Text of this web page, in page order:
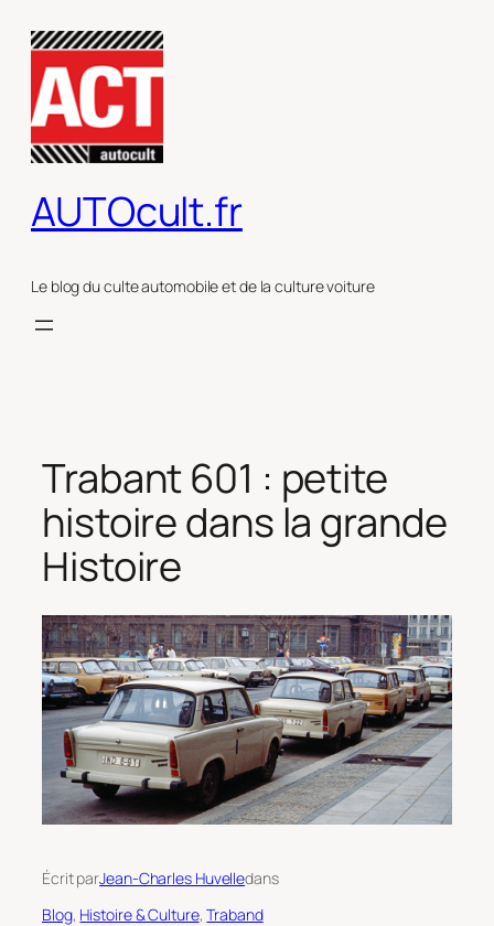
contenu
AUTOcult.fr
Le blog du culte automobile et de la culture voiture
Trabant 601 : petite
histoire dans la grande
Histoire
Écrit parJean-Charles Huvelledans
Blog, Histoire & Culture, Traband